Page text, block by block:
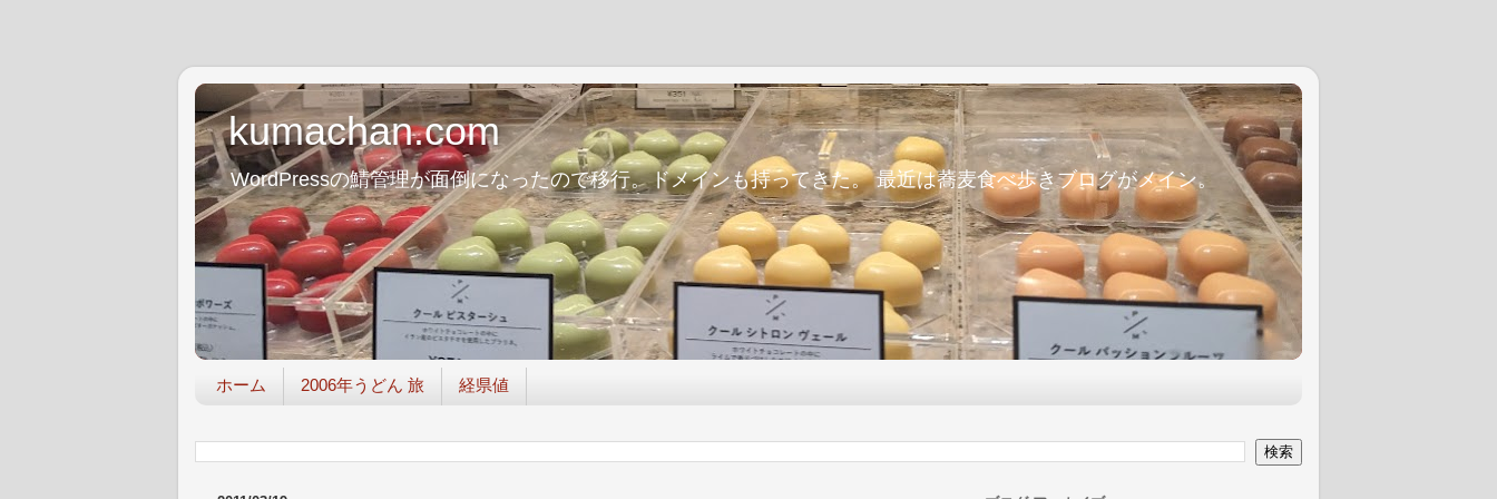
kumachan.com
WordPressの鯖管理が面倒になったので移行。ドメインも持ってきた。 最近は蕎麦食べ歩きブログがメイン。
ホーム 2006年うどん 旅 経県値